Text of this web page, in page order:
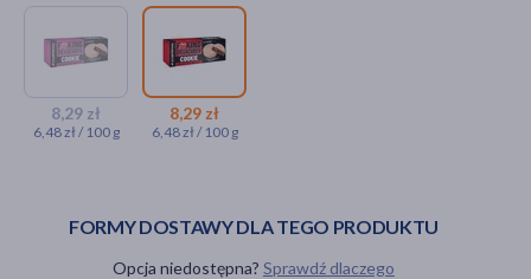
8,29 zł
6,48 zł / 100 g
KRÓTKA DATA
Allnutrition Fitking Delicious
Cookie Peanut Butter
Raspberry Jelly, ciasteczka w
PRODUKT CHWILOWO
8,29 zł
6,48 zł / 100 g
8,29 zł
FORMY DOSTAWY DLA TEGO PRODUKTU
Opcja niedostępna? Sprawdź dlaczego